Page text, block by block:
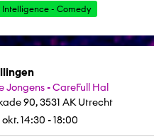
- Comedy
Jongens - CareFull Hal
90, 3531 AK Utrecht
14:30 - 18:00